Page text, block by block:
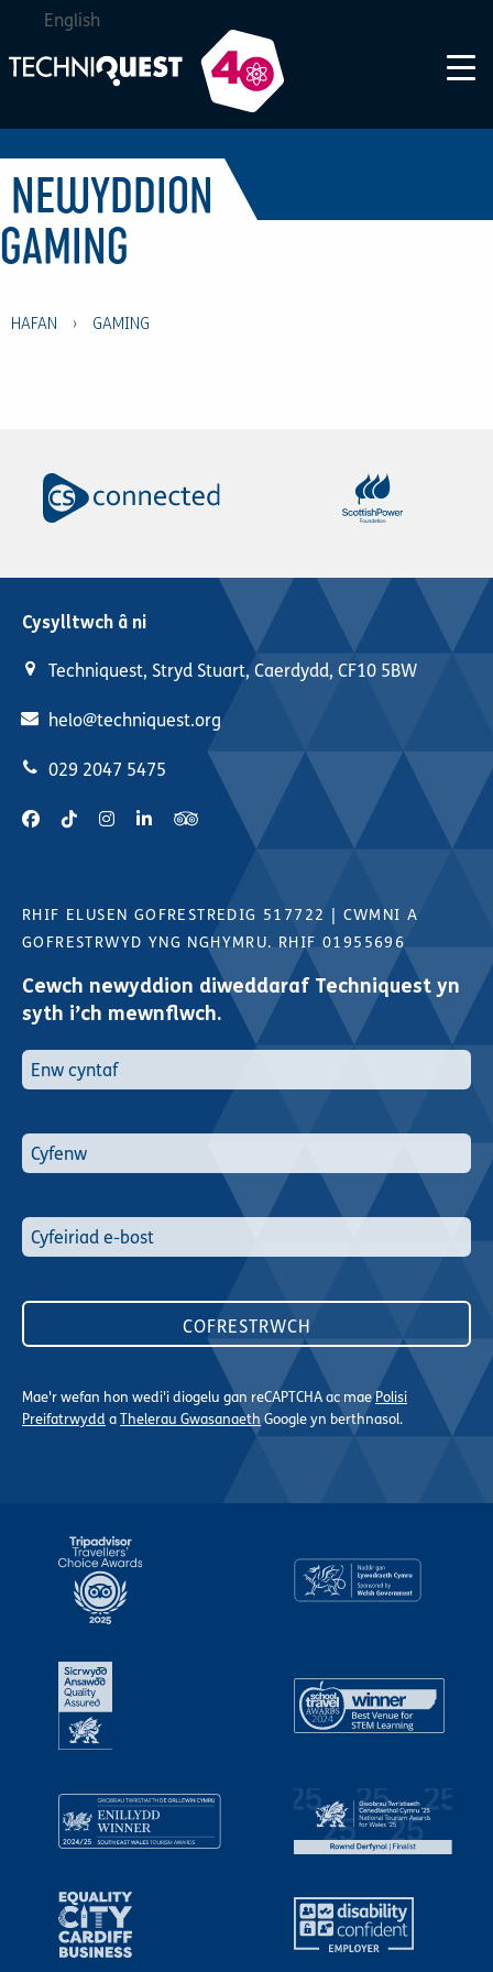
NEWYDDION
English
GAMING
HAFAN › GAMING
Cysylltwch â ni
Techniquest, Stryd Stuart, Caerdydd, CF10 5BW
helo@techniquest.org
029 2047 5475
RHIF ELUSEN GOFRESTREDIG 517722
CWMNI A
GOFRESTRWYD YNG NGHYMRU. RHIF 01955696
Cewch newyddion diweddaraf Techniquest yn
syth i’ch mewnflwch.
Mae'r wefan hon wedi'i diogelu gan reCAPTCHA ac maePolisi
Preifatrwydd aThelerau GwasanaethGoogle yn berthnasol.